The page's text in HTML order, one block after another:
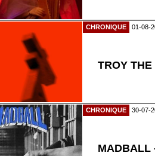
CHRONIQUE 01-08-
TROY
CHRONIQUE 30-07-
MADBALL